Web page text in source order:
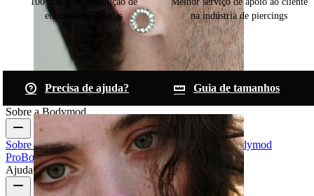
Alargadores
encomendas seladas
na indústria de piercings
Precisa de ajuda?
Guia de tamanhos
Sobre a Bodymod
Sobre nósBlogueTermos e condiçõesContacte-nos Bodymod
ProBodymod Creators
Avaliações Bodymod
Ajuda e informações